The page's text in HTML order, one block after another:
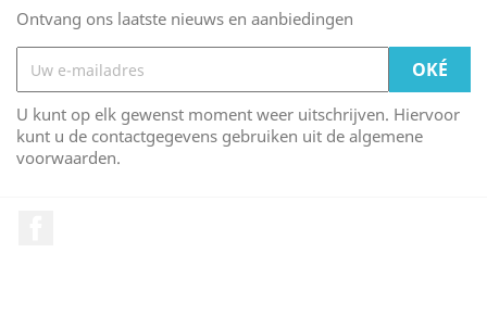
Ontvang ons laatste nieuws en aanbiedingen
U kunt op elk gewenst moment weer uitschrijven. Hiervoor
kunt u de contactgegevens gebruiken uit de algemene
voorwaarden.